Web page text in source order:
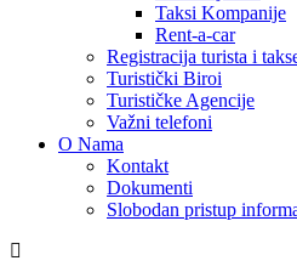
Taksi Kompanije
Rent-a-car
Registracija turista i
Turistički Biroi
Turističke Agencije
Važni telefoni
O Nama
Kontakt
Dokumenti
Slobodan pristup